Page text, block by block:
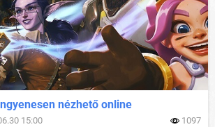
nézhető online
15:00 1097